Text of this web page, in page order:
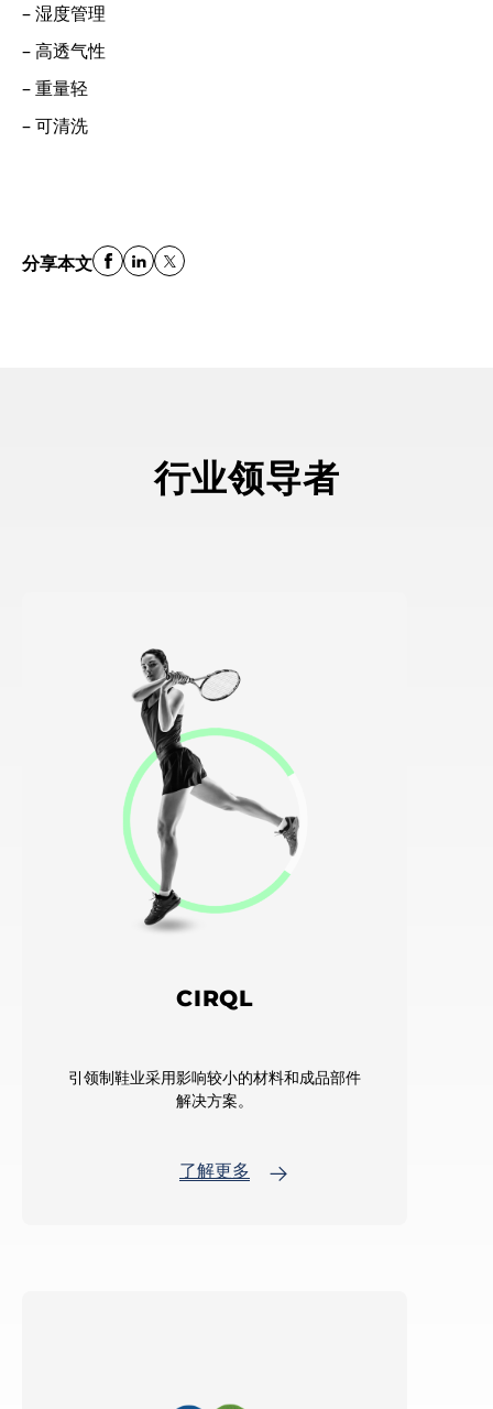
– 湿度管理
– 高透气性
– 重量轻
– 可清洗
分享本文
行业领导者
CIRQL
引领制鞋业采用影响较小的材料和成品部件
解决方案。
了解更多